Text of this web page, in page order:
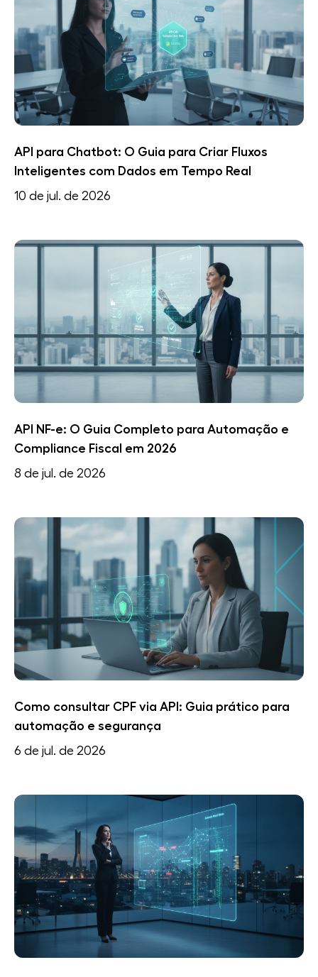
API para Chatbot: O Guia para Criar Fluxos
Inteligentes com Dados em Tempo Real
10 de jul. de 2026
API NF-e: O Guia Completo para Automação e
Compliance Fiscal em 2026
8 de jul. de 2026
Como consultar CPF via API: Guia prático para
automação e segurança
6 de jul. de 2026